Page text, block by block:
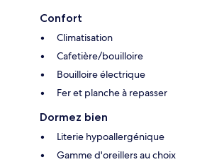
Confort
Climatisation
Cafetière/bouilloire
Bouilloire électrique
Fer et planche à repasser
Dormez bien
Literie hypoallergénique
Gamme d'oreillers au choix